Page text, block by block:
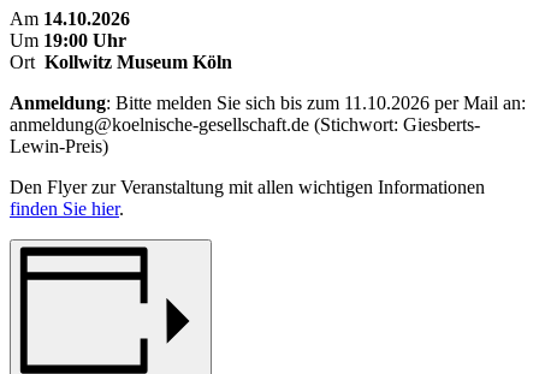
Am 14.10.2026
Um 19:00 Uhr
Ort Kollwitz Museum Köln
Anmeldung: Bitte melden Sie sich bis zum 11.10.2026 per Mail an:
anmeldung@koelnische-gesellschaft.de (Stichwort: Giesberts-
Lewin-Preis)
Den Flyer zur Veranstaltung mit allen wichtigen Informationen
finden Sie hier.